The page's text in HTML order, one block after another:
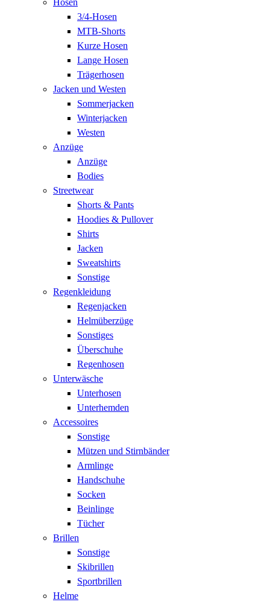
3/4-Hosen
MTB-Shorts
Kurze Hosen
Lange Hosen
Trägerhosen
Jacken und Westen
Sommerjacken
Winterjacken
Westen
Anzüge
Anzüge
Bodies
Streetwear
Shorts & Pants
Hoodies & Pullover
Shirts
Jacken
Sweatshirts
Sonstige
Regenkleidung
Regenjacken
Helmüberzüge
Sonstiges
Überschuhe
Regenhosen
Unterwäsche
Unterhosen
Unterhemden
Accessoires
Sonstige
Mützen und Stirnbänder
Armlinge
Handschuhe
Socken
Beinlinge
Tücher
Brillen
Sonstige
Skibrillen
Sportbrillen
Helme